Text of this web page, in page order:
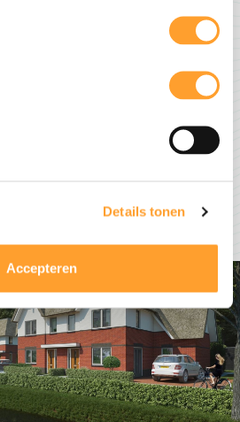
Details tonen
Accepteren